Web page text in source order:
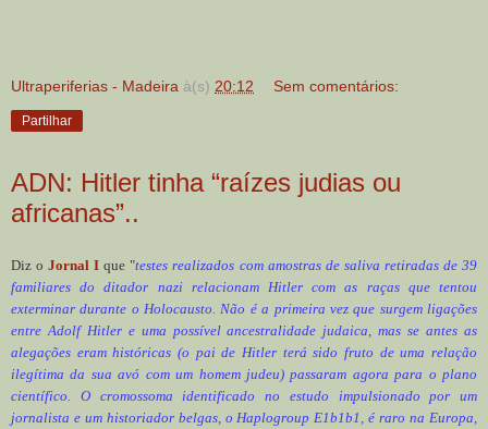
Ultraperiferias - Madeira à(s) 20:12 Sem comentários:
Partilhar
ADN: Hitler tinha “raízes judias ou
africanas”..
Diz oJornal I que "testes realizados com amostras de saliva retiradas de 39
familiares do ditador nazi relacionam Hitler com as raças que tentou
exterminar durante o Holocausto. Não é a primeira vez que surgem ligações
entre Adolf Hitler e uma possível ancestralidade judaica, mas se antes as
alegações eram históricas (o pai de Hitler terá sido fruto de uma relação
ilegítima da sua avó com um homem judeu) passaram agora para o plano
científico. O cromossoma identificado no estudo impulsionado por um
jornalista e um historiador belgas, o Haplogroup E1b1b1, é raro na Europa,